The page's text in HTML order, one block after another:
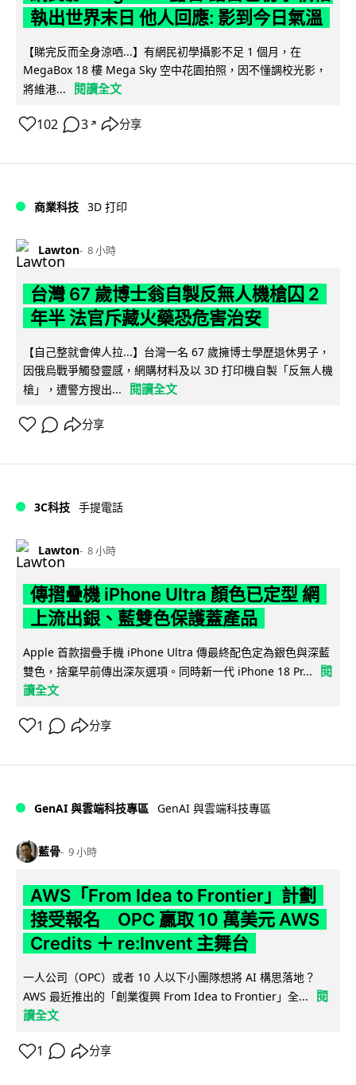
執出世界末日 他人回應: 影到今日氣溫
【睇完反而全身涼哂...】有網民初學攝影不足 1 個月，在
MegaBox 18 樓 Mega Sky 空中花園拍照，因不懂調校光影，
將維港...
閱讀全文
102 3 ↗ 分享
商業科技 3D 打印
Lawton 8 小時
台灣 67 歲博士翁自製反無人機槍囚 2
年半 法官斥藏火藥恐危害治安
【自己整就會俾人拉...】台灣一名 67 歲擁博士學歷退休男子，
因俄烏戰爭觸發靈感，網購材料及以 3D 打印機自製「反無人機
槍」，遭警方搜出...
閱讀全文
分享
3C科技 手提電話
Lawton 8 小時
傳摺疊機 iPhone Ultra 顏色已定型 網
上流出銀、藍雙色保護蓋產品
Apple 首款摺疊手機 iPhone Ultra 傳最終配色定為銀色與深藍
雙色，捨棄早前傳出深灰選項。同時新一代 iPhone 18 Pr...
閱
讀全文
1 分享
GenAI 與雲端科技專區 GenAI 與雲端科技專區
藍骨 9 小時
AWS「From Idea to Frontier」計劃
接受報名 OPC 贏取 10 萬美元 AWS
Credits ＋ re:Invent 主舞台
一人公司（OPC）或者 10 人以下小團隊想將 AI 構思落地？
AWS 最近推出的「創業復興 From Idea to Frontier」全...
閱
讀全文
1 分享